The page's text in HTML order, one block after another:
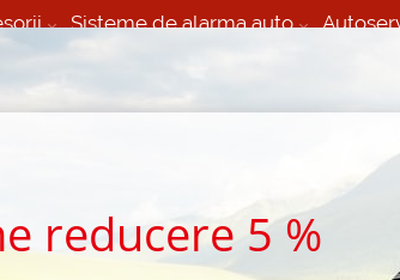
Sisteme de alarma auto
reducere 5 %